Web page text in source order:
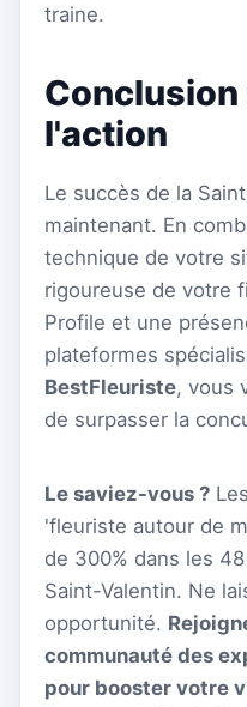
traine.
Conclusion
l'action
Le succès de la
maintenant. En
technique de votre
rigoureuse de votre
Profile et une
plateformes
BestFleuriste, vous
de surpasser la
Le saviez-vous ?
'fleuriste autour de
de 300% dans les
Saint-Valentin. Ne
opportunité.
communauté des
pour booster votre